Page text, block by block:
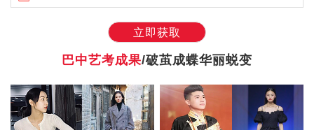
立即获取
巴中艺考成果/破茧成蝶华丽蜕变